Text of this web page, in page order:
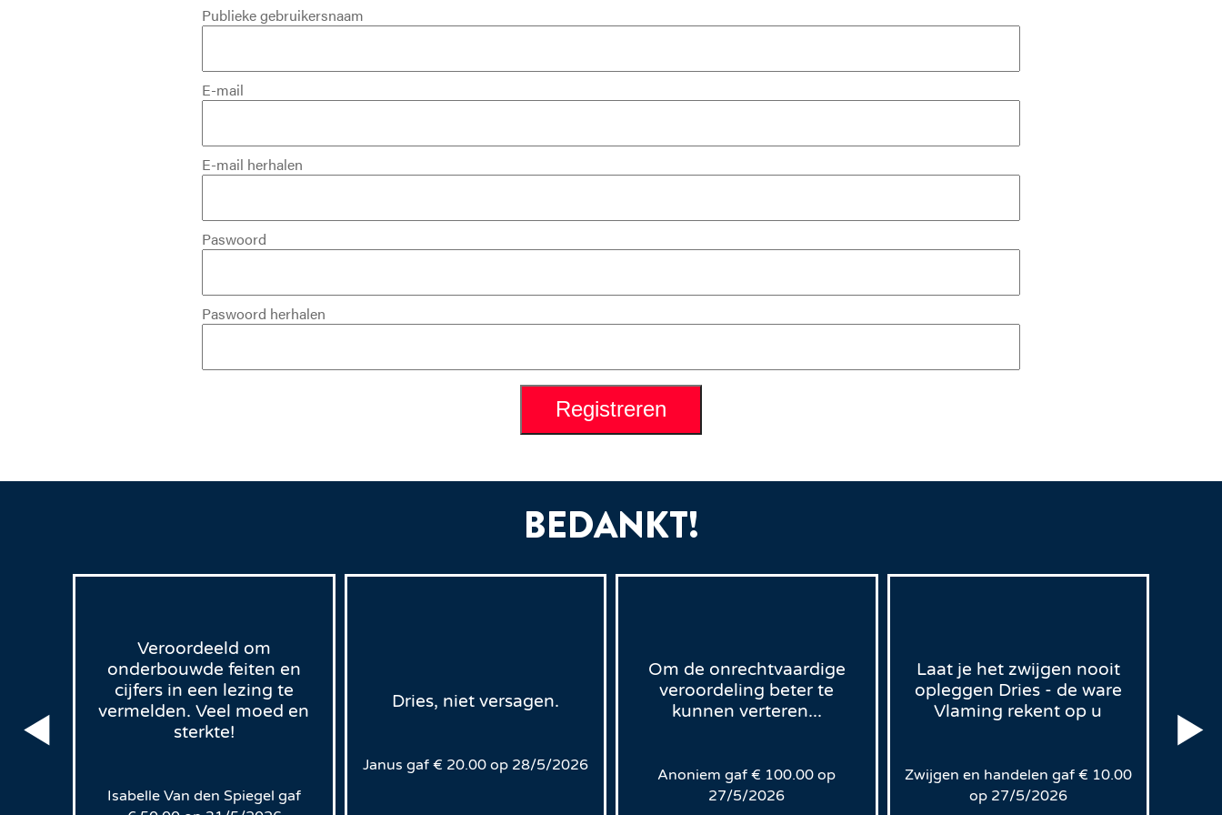
Publieke gebruikersnaam
E-mail
E-mail herhalen
Paswoord
Paswoord herhalen
BEDANKT!
Veroordeeld om
onderbouwde feiten en
cijfers in een lezing te
vermelden. Veel moed en
sterkte!
Isabelle Van den Spiegel gaf
Dries, niet versagen.
Janus gaf € 20.00op 28/5/2026
Om de onrechtvaardige
veroordeling beter te
kunnen verteren...
Anoniem gaf€ 100.00 op
27/5/2026
Laat je het zwijgen nooit
opleggen Dries - de ware
Vlaming rekent op u
Zwijgen en handelen gaf € 10.00
op 27/5/2026